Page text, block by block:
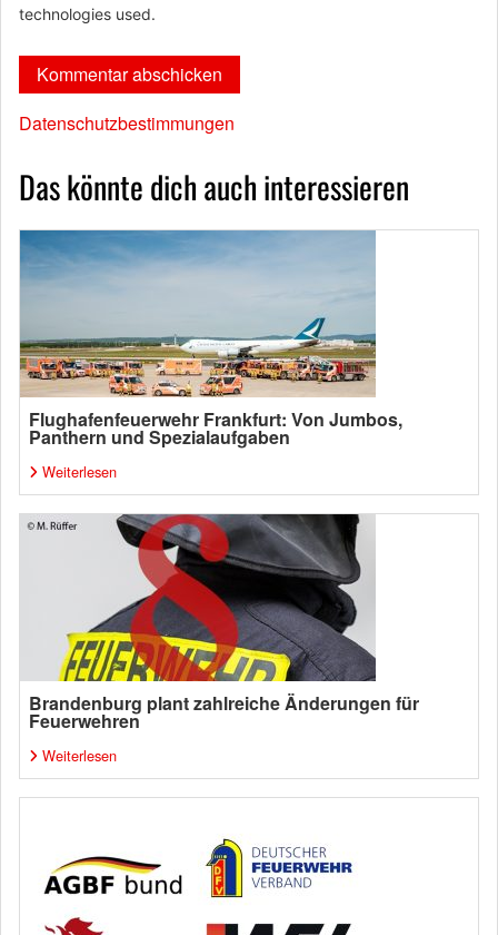
technologies used.
Datenschutzbestimmungen
Das könnte dich auch interessieren
Flughafenfeuerwehr Frankfurt: Von Jumbos,
Panthern und Spezialaufgaben
Weiterlesen
Brandenburg plant zahlreiche Änderungen für
Feuerwehren
Weiterlesen